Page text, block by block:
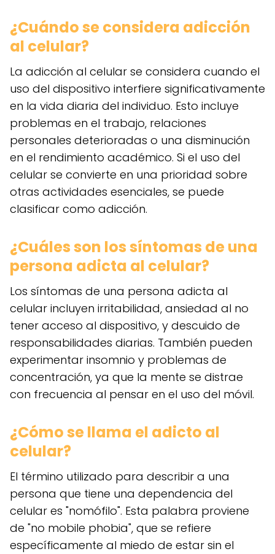
¿Cuándo se considera adicción
al celular?
La adicción al celular se considera cuando el
uso del dispositivo interfiere significativamente
en la vida diaria del individuo. Esto incluye
problemas en el trabajo, relaciones
personales deterioradas o una disminución
en el rendimiento académico. Si el uso del
celular se convierte en una prioridad sobre
otras actividades esenciales, se puede
clasificar como adicción.
¿Cuáles son los síntomas de una
persona adicta al celular?
Los síntomas de una persona adicta al
celular incluyen irritabilidad, ansiedad al no
tener acceso al dispositivo, y descuido de
responsabilidades diarias. También pueden
experimentar insomnio y problemas de
concentración, ya que la mente se distrae
con frecuencia al pensar en el uso del móvil.
¿Cómo se llama el adicto al
celular?
El término utilizado para describir a una
persona que tiene una dependencia del
celular es "nomófilo". Esta palabra proviene
de "no mobile phobia", que se refiere
específicamente al miedo de estar sin el